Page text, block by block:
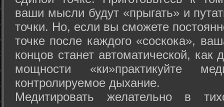
ваши мысли будут «прыгать» и
точки. Но, если вы сможете
точке после каждого «соскока»,
концов станет автоматической,
мощности «ки»практикуйте
контролируемое дыхание.
Медитировать желательно в